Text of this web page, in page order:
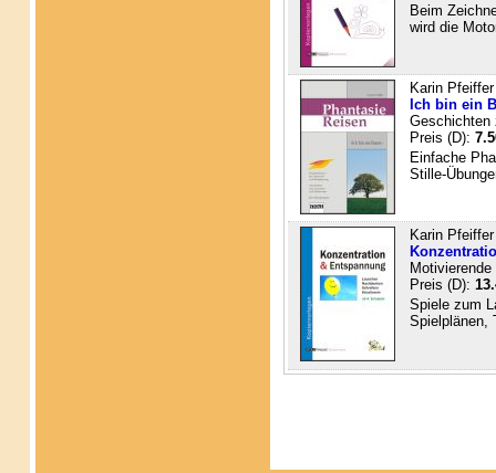
Beim
wird die
Karin Pfeiffer
Ich bin ein
Geschichten
Preis (D):
Einfache
Stille-
Karin Pfeiffer
Preis (D):
Spiele zum
Spielplänen,